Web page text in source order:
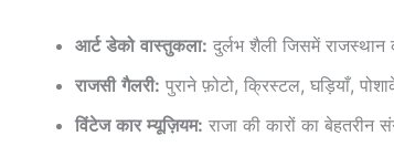
आर्ट डेको वास्तुकला: दुर्लभ शैली जिसमें राजस्थान
राजसी गैलरी: पुराने फ़ोटो, क्रिस्टल, घड़ियाँ,
विंटेज कार म्यूज़ियम: राजा की कारों का बेहतरीन